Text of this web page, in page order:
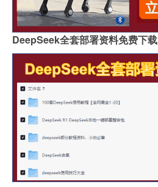
DeepSeek全套部署资料免费下载